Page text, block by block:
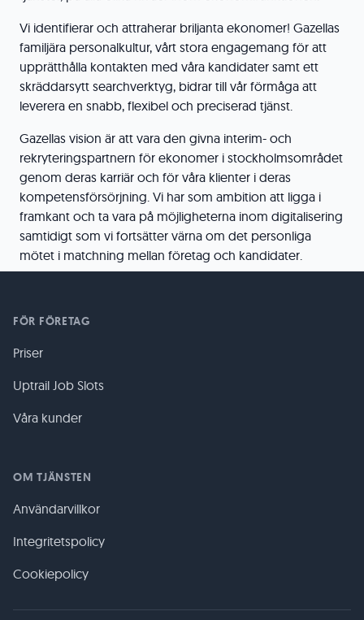
Vi identifierar och attraherar briljanta ekonomer! Gazellas
familjära personalkultur, vårt stora engagemang för att
upprätthålla kontakten med våra kandidater samt ett
skräddarsytt searchverktyg, bidrar till vår förmåga att
leverera en snabb, flexibel och preciserad tjänst.
Gazellas vision är att vara den givna interim- och
rekryteringspartnern för ekonomer i stockholmsområdet
genom deras karriär och för våra klienter i deras
kompetensförsörjning. Vi har som ambition att ligga i
framkant och ta vara på möjligheterna inom digitalisering
samtidigt som vi fortsätter värna om det personliga
mötet i matchning mellan företag och kandidater.
FÖR FÖRETAG
Priser
Uptrail Job Slots
Våra kunder
OM TJÄNSTEN
Användarvillkor
Integritetspolicy
Cookiepolicy